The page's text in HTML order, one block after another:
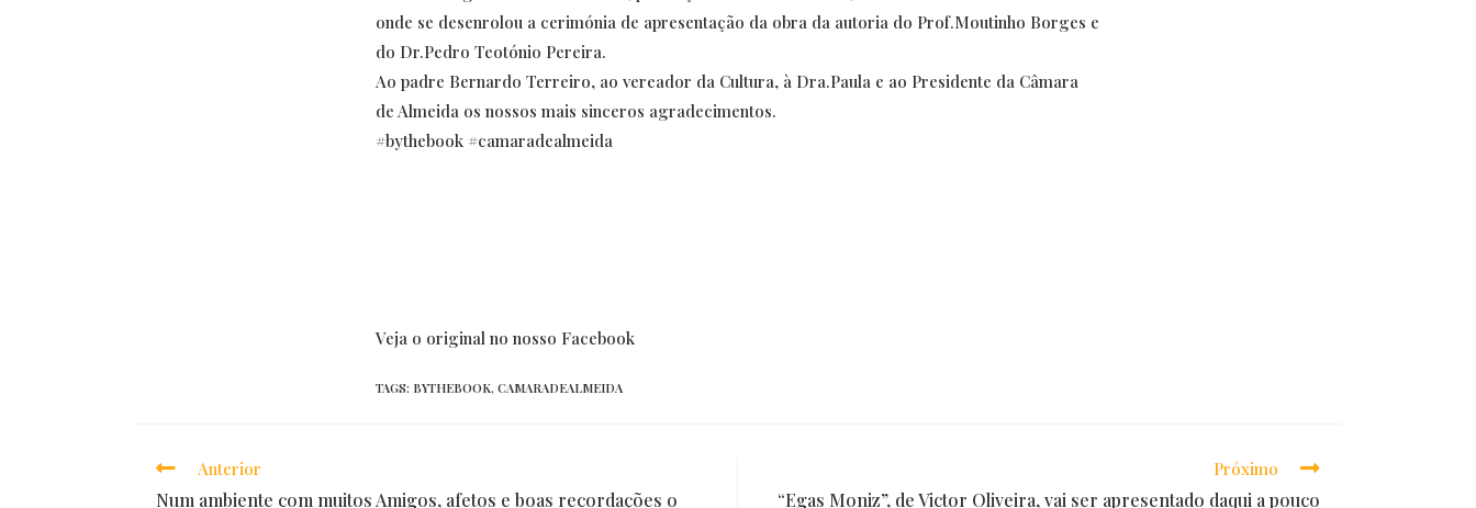
onde se desenrolou a cerimónia de apresentação da obra da autoria do Prof.Moutinho Borges e
do Dr.Pedro Teotónio Pereira.
Ao padre Bernardo Terreiro, ao vereador da Cultura, à Dra.Paula e ao Presidente da Câmara
de Almeida os nossos mais sinceros agradecimentos.
#bythebook #camaradealmeida
Veja o original no nosso Facebook
TAGS: BYTHEBOOK, CAMARADEALMEIDA
Read
more
Anterior
Num ambiente com muitos Amigos, afetos e boas recordações o
Próximo
“Egas Moniz”, de Victor Oliveira, vai ser apresentado daqui a pouco